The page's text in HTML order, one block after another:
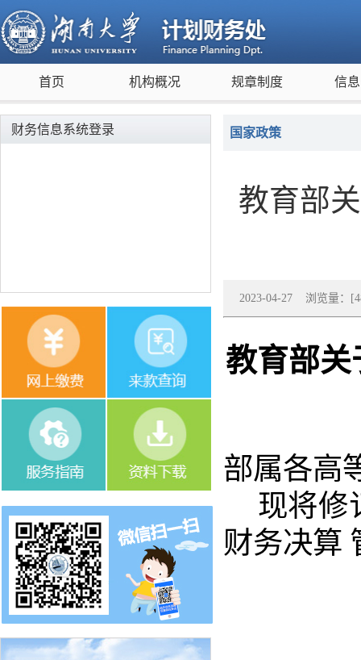
首页 机构概况 规章制度 信
财务信息系统登录 国家政策
教育部
2023-04-27 浏览量：[
教育部
部属各高
现将修
财务决算